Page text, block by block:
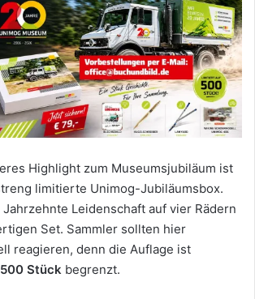
Highlight zum Museumsjubiläum ist
limitierte Unimog-Jubiläumsbox.
Leidenschaft auf vier Rädern
Set. Sammler sollten hier
reagieren, denn die Auflage ist
Stück begrenzt.